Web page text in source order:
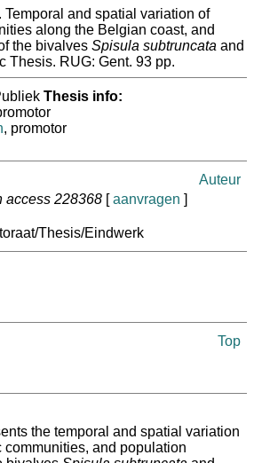
Temporal and spatial variation of
along the Belgian coast, and
the bivalves Spisula subtruncata and
Thesis. RUG: Gent. 93 pp.
Thesis info:
, promotor
Auteur
access 228368 [aanvragen ]
Thesis/Eindwerk
Top
the temporal and spatial variation
communities, and population